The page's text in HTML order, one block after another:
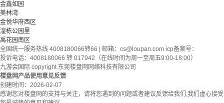
金鑫如园
美林湾
金悦华府西区
湟栋公园里
禹花园南区
全国统一服务热线 4008180066转66 | 邮箱： cs@loupan.com icp备案号：
投诉电话：4008180066 转 017942（在线时间为周一至周五9:00-18:00）
九游会国际 copyright 东莞楼盘网网络科技有限公司
楼盘网产品使用意见反馈
创建时间： 2026-02-07
感谢您对楼盘网的支持与关注，请将您遇到的问题或者建议反馈给我们,我们虚心接受